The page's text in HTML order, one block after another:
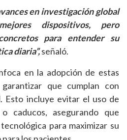
en investigación global
dispositivos, pero
para entender su
diaria”,señaló.
en la adopción de estas
que cumplan con
Esto incluye evitar el uso de
caducos, asegurando que
para maximizar su